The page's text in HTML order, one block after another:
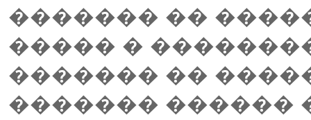
������� ��
����� �
������� ��
������� ������